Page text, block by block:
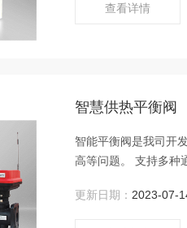
查看详情
智慧供热平衡阀
智能平衡阀是我司开
高等问题。 支持多种
更新日期： 2023-07-